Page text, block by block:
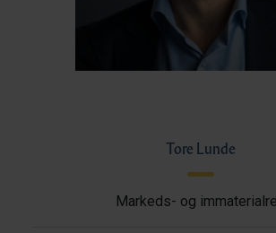
Tore Lunde
Markeds- og